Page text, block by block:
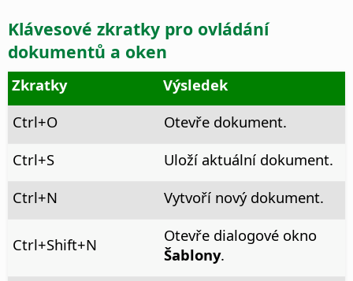
Klávesové zkratky pro ovládání
dokumentů a oken
Zkratky
Výsledek
Ctrl+O
Otevře dokument.
Ctrl+S
Uloží aktuální dokument.
Ctrl+N Vytvoří nový dokument.
Ctrl+Shift+N
Otevře dialogové okno
Šablony.